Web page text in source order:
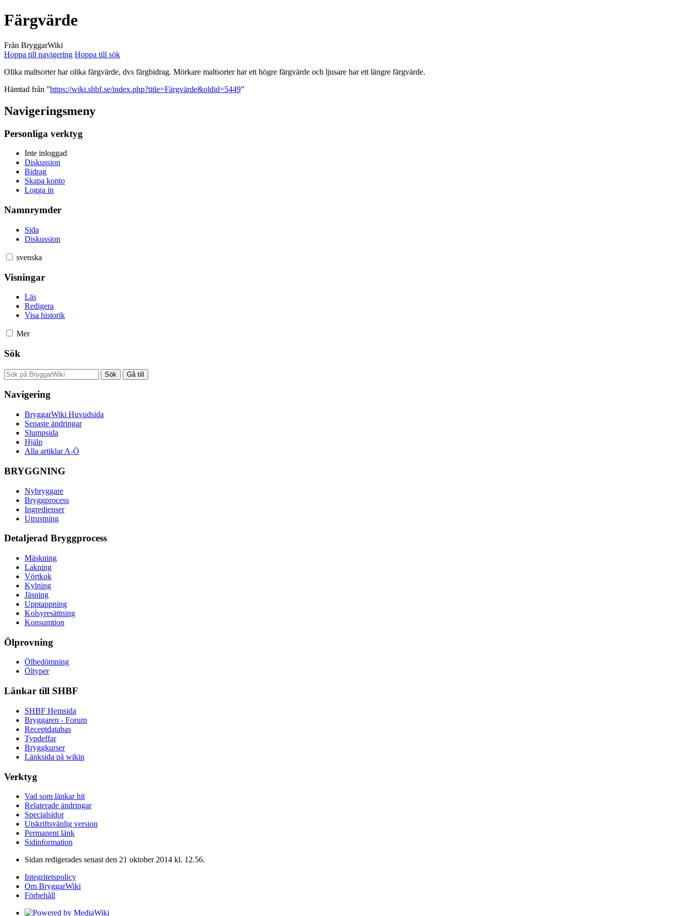
Färgvärde
Från BryggarWiki
Hoppa till navigering Hoppa till sök
Olika maltsorter har olika färgvärde, dvs färgbidrag. Mörkare maltsorter har ett högre färgvärde och ljusare har ett längre färgvärde.
Hämtad från ”https://wiki.shbf.se/index.php?title=Färgvärde&oldid=5449”
Navigeringsmeny
Personliga verktyg
Inte inloggad
Diskussion
Bidrag
Skapa konto
Logga in
Namnrymder
Sida
Diskussion
svenska
Visningar
Läs
Redigera
Visa historik
Mer
Sök
Navigering
BryggarWiki Huvudsida
Senaste ändringar
Slumpsida
Hjälp
Alla artiklar A-Ö
BRYGGNING
Nybryggare
Bryggprocess
Ingredienser
Utrustning
Detaljerad Bryggprocess
Mäskning
Lakning
Vörtkok
Kylning
Jäsning
Upptappning
Kolsyresättning
Konsumtion
Ölprovning
Ölbedömning
Öltyper
Länkar till SHBF
SHBF Hemsida
Bryggaren - Forum
Receptdatabas
Typdeffar
Bryggkurser
Länksida på wikin
Verktyg
Vad som länkar hit
Relaterade ändringar
Specialsidor
Utskriftsvänlig version
Permanent länk
Sidinformation
Sidan redigerades senast den 21 oktober 2014 kl. 12.56.
Integritetspolicy
Om BryggarWiki
Förbehåll